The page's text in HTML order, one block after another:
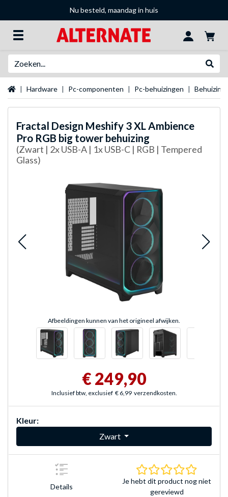
Nu besteld, maandag in huis
Startpagina
Hardware Pc-componenten Pc-behuizingen
Fractal Design Meshify 3 XL Ambience
Pro RGB big tower behuizing
(Zwart | 2x USB-A | 1x USB-C | RGB | Tempered
Glass)
Afbeeldingen kunnen van het origineel afwijken.
€ 249,90
Inclusief btw, exclusief € 6,99 verzendkosten.
Kleur:
Zwart
Details
Je hebt dit product nog niet
gereviewd